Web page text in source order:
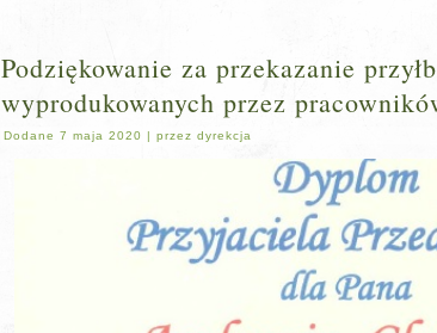
Podziękowanie za przekazanie
wyprodukowanych przez
Dodane 7 maja 2020 | przez dyrekcja